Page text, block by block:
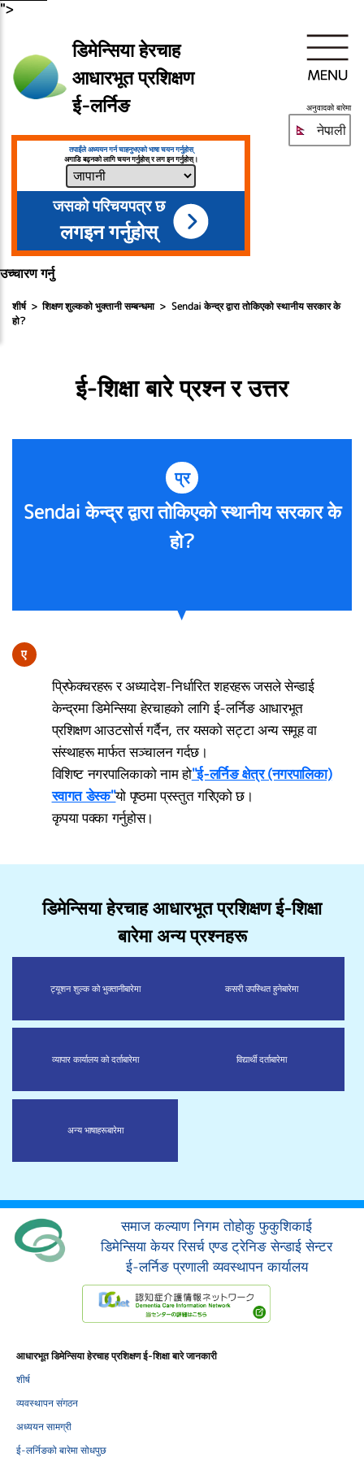
">
डिमेन्सिया हेरचाह
आधारभूत प्रशिक्षण
ई-लर्निङ
तपाईंले अध्ययन गर्न चाहनुभएको भाषा चयन गर्नुहोस्
अगाडि बढ्नको लागि चयन गर्नुहोस् र लग इन गर्नुहोस्।
जसको परिचयपत्र छ
लगइन गर्नुहोस्
उच्चारण गर्नु
अनुवादको बारेमा
नेपाली
शीर्ष शिक्षण शुल्कको भुक्तानी सम्बन्धमा
Sendai केन्द्र द्वारा तोकिएको स्थानीय सरकार के
हो?
ई-शिक्षा बारे प्रश्न र उत्तर
प्र
Sendai केन्द्र द्वारा तोकिएको स्थानीय सरकार के
हो?
ए
प्रिफेक्चरहरू र अध्यादेश-निर्धारित शहरहरू जसले सेन्डाई
केन्द्रमा डिमेन्सिया हेरचाहको लागि ई-लर्निङ आधारभूत
प्रशिक्षण आउटसोर्स गर्दैन, तर यसको सट्टा अन्य समूह वा
संस्थाहरू मार्फत सञ्चालन गर्दछ।
विशिष्ट नगरपालिकाको नाम हो"ई-लर्निङ क्षेत्र (नगरपालिका)
स्वागत डेस्क"यो पृष्ठमा प्रस्तुत गरिएको छ।
कृपया पक्का गर्नुहोस।
डिमेन्सिया हेरचाह आधारभूत प्रशिक्षण ई-शिक्षा
बारेमा अन्य प्रश्नहरू
ट्यूशन शुल्क को भुक्तानीबारेमा कसरी उपस्थित हुनेबारेमा
व्यापार कार्यालय को दर्ताबारेमा विद्यार्थी दर्ताबारेमा
अन्य भाषाहरूबारेमा
समाज कल्याण निगम तोहोकु फुकुशिकाई
डिमेन्सिया केयर रिसर्च एण्ड ट्रेनिङ सेन्डाई सेन्टर
ई-लर्निङ प्रणाली व्यवस्थापन कार्यालय
आधारभूत डिमेन्सिया हेरचाह प्रशिक्षण ई-शिक्षा बारे जानकारी
शीर्ष
व्यवस्थापन संगठन
अध्ययन सामग्री
ई-लर्निङको बारेमा सोधपुछ